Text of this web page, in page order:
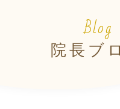
Blog
院長ブ